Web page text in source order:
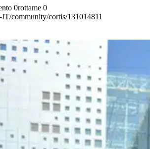
0rottame 0
community/cortis/131014811